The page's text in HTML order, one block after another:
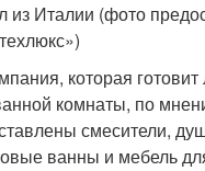
из Италии (фото
которая
комнаты, по
смесители,
ванны и мебель